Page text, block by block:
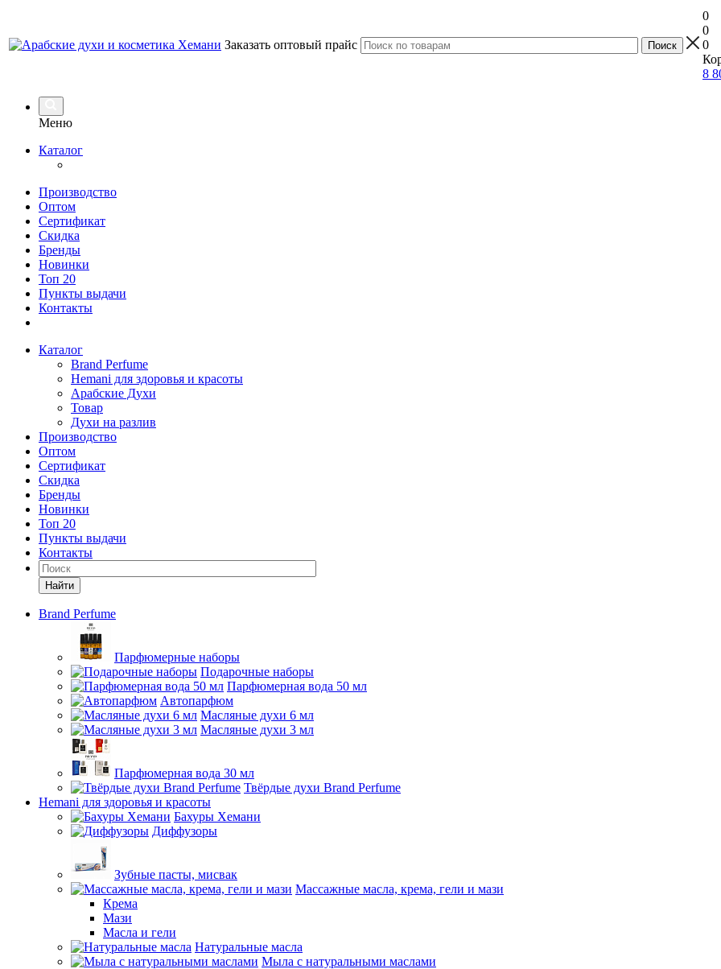
Заказать оптовый прайс
0
0
0
8
Меню
Каталог
Производство
Оптом
Сертификат
Скидка
Бренды
Новинки
Топ 20
Пункты выдачи
Контакты
Каталог
Brand Perfume
Hemani для здоровья и красоты
Арабские Духи
Товар
Духи на разлив
Производство
Оптом
Сертификат
Скидка
Бренды
Новинки
Топ 20
Пункты выдачи
Контакты
Найти
Brand Perfume
Парфюмерные наборы
Подарочные наборы
Парфюмерная вода 50 мл
Автопарфюм
Масляные духи 6 мл
Масляные духи 3 мл
Парфюмерная вода 30 мл
Твёрдые духи Brand Perfume
Hemani для здоровья и красоты
Бахуры Хемани
Диффузоры
Зубные пасты, мисвак
Массажные масла, крема, гели и мази
Крема
Мази
Масла и гели
Натуральные масла
Мыла с натуральными маслами